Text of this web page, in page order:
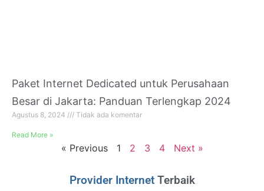
Paket Internet Dedicated untuk Perusahaan
Besar di Jakarta: Panduan Terlengkap 2024
Agustus 8, 2024 Tidak ada komentar
Read More »
« Previous 1 2 3 4 Next »
Provider Internet Terbaik